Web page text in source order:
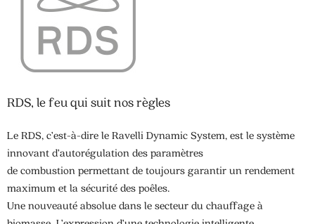
RDS, le feu qui suit nos règles
Le RDS, c’est-à-dire le Ravelli Dynamic System, est le système
innovant d’autorégulation des paramètres
de combustion permettant de toujours garantir un rendement
maximum et la sécurité des poêles.
Une nouveauté absolue dans le secteur du chauffage à